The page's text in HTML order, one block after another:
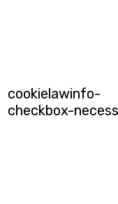
cookielawinfo-
checkbox-